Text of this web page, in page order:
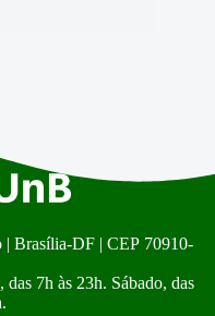
Brasília-DF | CEP 70910-
7h às 23h. Sábado, das